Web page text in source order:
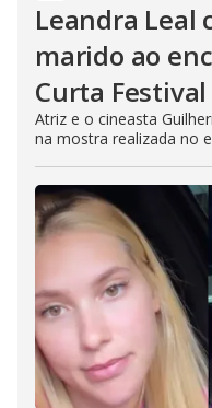
Leandra Leal
marido ao
Curta
Atriz e o cineasta
na mostra realizada no